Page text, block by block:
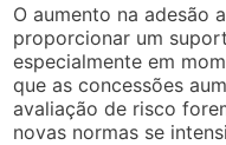
O aumento na adesão
proporcionar um
especialmente em
que as concessões
avaliação de risco
novas normas se